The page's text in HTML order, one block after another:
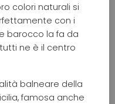
colori naturali si
con i
barocco la fa da
ne è il centro
balneare della
famosa anche